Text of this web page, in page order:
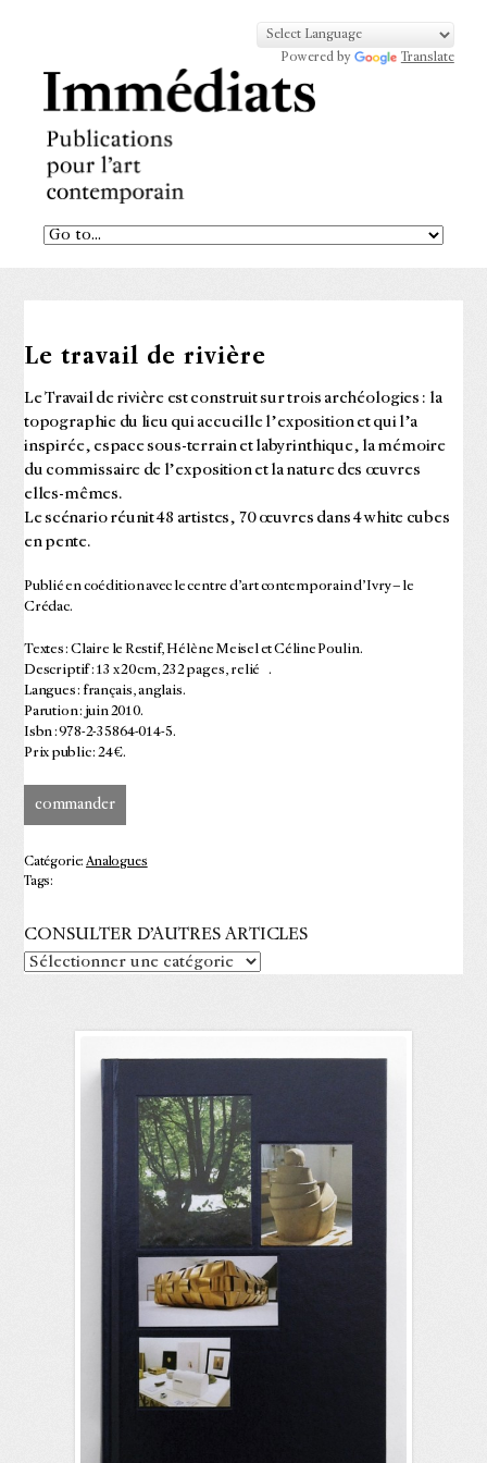
Powered by Translate
Le travail de rivière
Le Travail de rivière est construit sur trois archéologies : la
topographie du lieu qui accueille l’exposition et qui l’a
inspirée, espace sous-terrain et labyrinthique, la mémoire
du commissaire de l’exposition et la nature des œuvres
elles-mêmes.
Le scénario réunit 48 artistes, 70 œuvres dans 4 white cubes
en pente.
Publié en coédition avec le centre d’art contemporain d’Ivry – le
Crédac.
Textes : Claire le Restif, Hélène Meisel et Céline Poulin.
Descriptif : 13 x 20 cm, 232 pages, relié .
Langues : français, anglais.
Parution : juin 2010.
Isbn : 978-2-35864-014-5.
Prix public : 24 €.
commander
Catégorie: Analogues
Tags:
CONSULTER D’AUTRES ARTICLES